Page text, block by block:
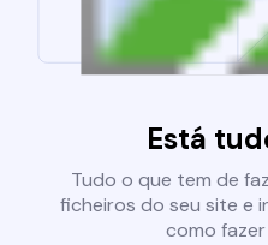
Está
Tudo o que tem de
ficheiros do seu site e
como